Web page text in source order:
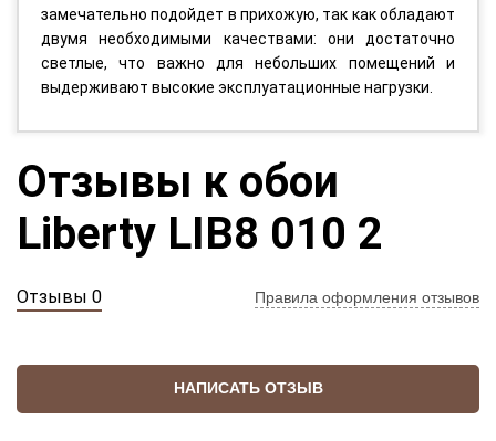
замечательно подойдет в прихожую, так как обладают
двумя необходимыми качествами: они достаточно
светлые, что важно для небольших помещений и
выдерживают высокие эксплуатационные нагрузки.
Отзывы к обои
Liberty LIB8 010 2
Отзывы 0 Правила оформления отзывов
НАПИСАТЬ ОТЗЫВ